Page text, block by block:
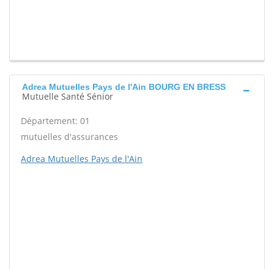
Adrea Mutuelles Pays de l'Ain BOURG EN BRESS
Mutuelle Santé Sénior
Département: 01
mutuelles d'assurances
Adrea Mutuelles Pays de l'Ain